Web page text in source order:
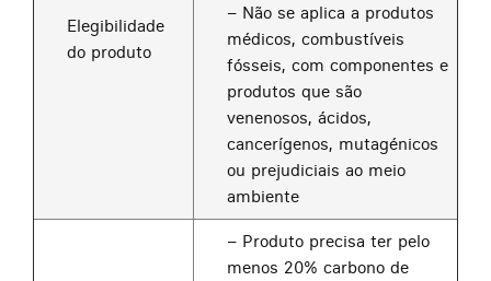
Elegibilidade
do produto
– Não se aplica a produtos
médicos, combustíveis
fósseis, com componentes e
produtos que são
venenosos, ácidos,
cancerígenos, mutagénicos
ou prejudiciais ao meio
ambiente
– Produto precisa ter pelo
menos 20% carbono de